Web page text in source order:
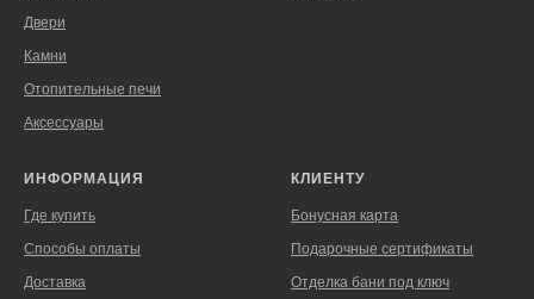
Двери
Камни
Отопительные печи
Аксессуары
ИНФОРМАЦИЯ
Где купить
Способы оплаты
Доставка
КЛИЕНТУ
Бонусная карта
Подарочные сертификаты
Отделка бани под ключ